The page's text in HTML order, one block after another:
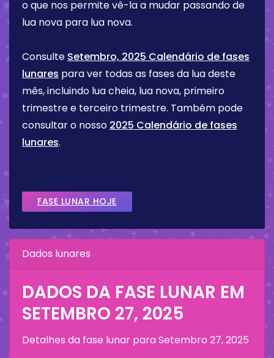
o que nos permite vê-la a mudar passando de
lua nova para lua nova.
Consulte Setembro, 2025 Calendário de fases
lunares para ver todas as fases da lua deste
mês, incluindo lua cheia, lua nova, primeiro
trimestre e terceiro trimestre. Também pode
consultar o nosso 2025 Calendário de fases
lunares.
FASE LUNAR HOJE
Dados lunares
DADOS DA FASE LUNAR EM
SETEMBRO 27, 2025
Detalhes da fase lunar paraSetembro 27, 2025